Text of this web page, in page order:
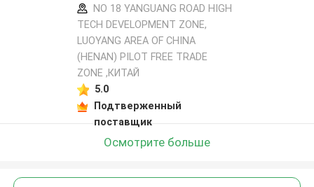
NO 18 YANGUANG ROAD HIGH
TECH DEVELOPMENT ZONE,
LUOYANG AREA OF CHINA
(HENAN) PILOT FREE TRADE
ZONE ,КИТАЙ
5.0
Подтверженный
поставщик
Осмотрите больше